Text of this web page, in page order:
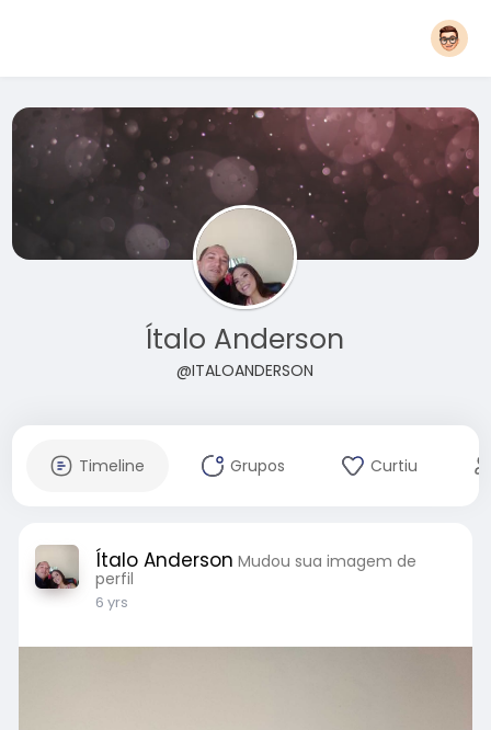
Ítalo Anderson
@ITALOANDERSON
Timeline Grupos Curtiu
Ítalo Anderson Mudou sua imagem de
perfil
6 yrs